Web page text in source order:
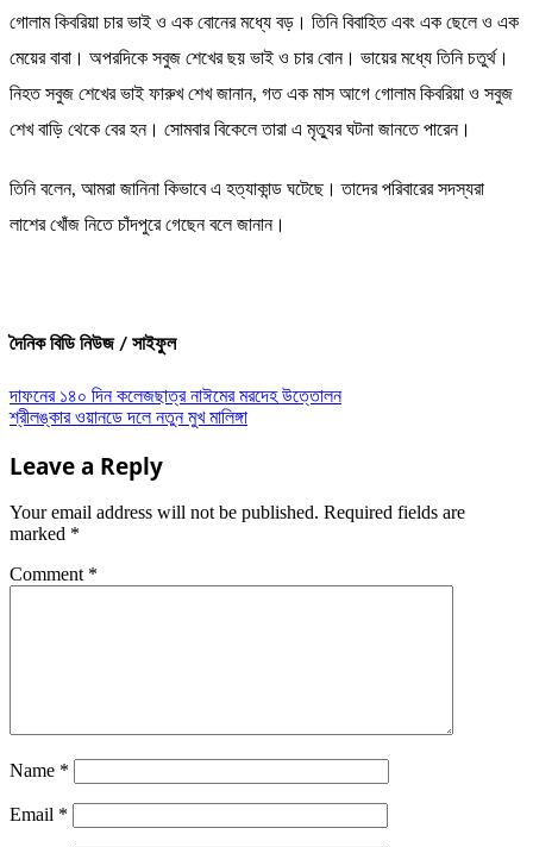
গোলাম কিবরিয়া চার ভাই ও এক বোনের মধ্যে বড়। তিনি বিবাহিত এবং এক ছেলে ও এক
মেয়ের বাবা। অপরদিকে সবুজ শেখের ছয় ভাই ও চার বোন। ভায়ের মধ্যে তিনি চতুর্থ।
নিহত সবুজ শেখের ভাই ফারুখ শেখ জানান, গত এক মাস আগে গোলাম কিবরিয়া ও সবুজ
শেখ বাড়ি থেকে বের হন। সোমবার বিকেলে তারা এ মৃত্যুর ঘটনা জানতে পারেন।
তিনি বলেন, আমরা জানিনা কিভাবে এ হত্যাকান্ড ঘটেছে। তাদের পরিবারের সদস্যরা
লাশের খোঁজ নিতে চাঁদপুরে গেছেন বলে জানান।
দৈনিক বিডি নিউজ / সাইফুল
Post
দাফনের ১৪০ দিন কলেজছাত্র নাঈমের মরদেহ উত্তোলন
শ্রীলঙ্কার ওয়ানডে দলে নতুন মুখ মালিঙ্গা
Leave a Reply
Your email address will not be published. Required fields are
marked *
Comment *
Name *
Email *